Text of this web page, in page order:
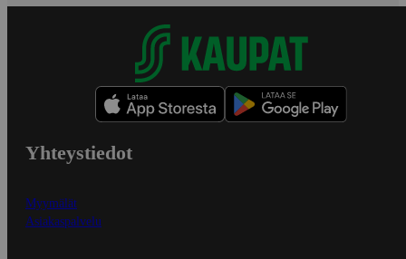
Yhteystiedot
Myymälät
Asiakaspalvelu